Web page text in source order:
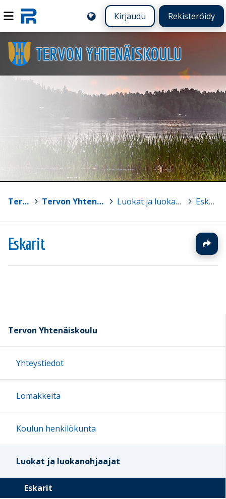
Kirjaudu Rekisteröidy
TERVON YHTENÄISKOULU
Tervo > Tervon Yhtenäiskoulu > Luokat ja luokanohjaajat > Eskarit
Eskarit
Tervon Yhtenäiskoulu
Yhteystiedot
Lomakkeita
Koulun henkilökunta
Luokat ja luokanohjaajat
Eskarit